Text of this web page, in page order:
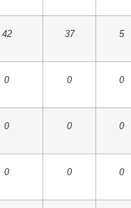
42 37 5
0 0 0
0 0 0
0 0 0